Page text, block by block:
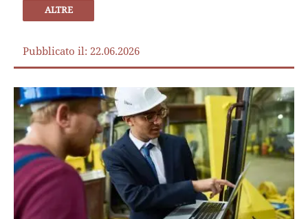
ALTRE
Pubblicato il: 22.06.2026